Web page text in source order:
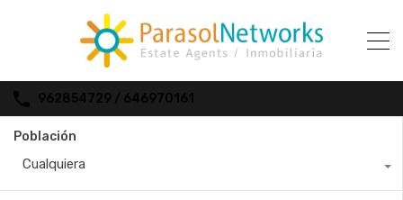
962854729 / 646970161
Población
Cualquiera